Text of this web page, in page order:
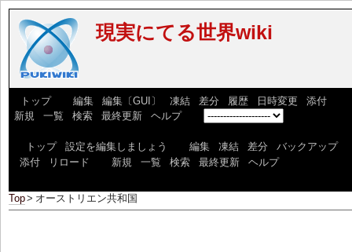
現実にてる世界wiki
トップ] [ 編集| 編集〔GUI〕 凍結| 差分 履歴| 日時変更 添付] [
新規
一覧 検索| 最終更新| ヘルプ] [
トップ| 設定を編集しましょう 編集| 凍結| 差分 バックアップ|
添付| リロード 新規 一覧 検索| 最終更新| ヘルプ]
Top> オーストリエン共和国